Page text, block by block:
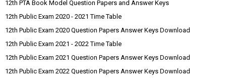
12th PTA Book Model Question Papers and Answer Keys
12th Public Exam 2020 - 2021 Time Table
12th Public Exam 2020 Question Papers Answer Keys Download
12th Public Exam 2021 - 2022 Time Table
12th Public Exam 2021 Question Papers Answer Keys Download
12th Public Exam 2022 Question Papers Answer Keys Download